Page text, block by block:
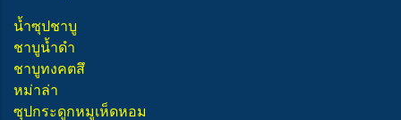
น้ำซุปชาบู
ชาบูน้ำดำ
ชาบูทงคตสึ
หม่าล่า
ซุปกระดูกหมูเห็ดหอม